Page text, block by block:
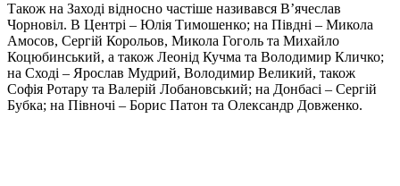
Також на Заході відносно частіше називався В’ячеслав
Чорновіл. В Центрі – Юлія Тимошенко; на Півдні – Микола
Амосов, Сергій Корольов, Микола Гоголь та Михайло
Коцюбинський, а також Леонід Кучма та Володимир Кличко;
на Сході – Ярослав Мудрий, Володимир Великий, також
Софія Ротару та Валерій Лобановський; на Донбасі – Сергій
Бубка; на Півночі – Борис Патон та Олександр Довженко.